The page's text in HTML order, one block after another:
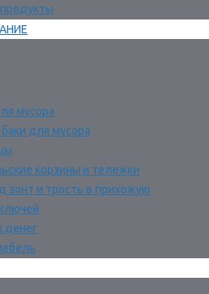
мусора
для мусора
корзины и тележки
зонт и трость в прихожую
денег